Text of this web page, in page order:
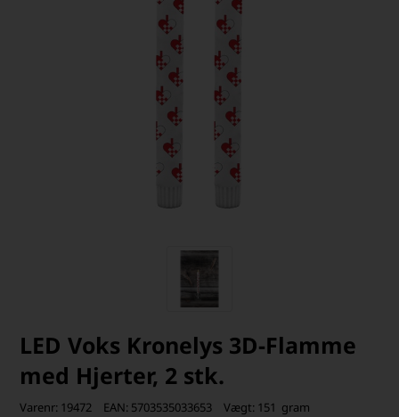
1040+ glade kunder på Trustpilot
LED Voks Kronelys 3D-Flamme
med Hjerter, 2 stk.
Varenr: 19472 EAN: 5703535033653 Vægt: 151 gram